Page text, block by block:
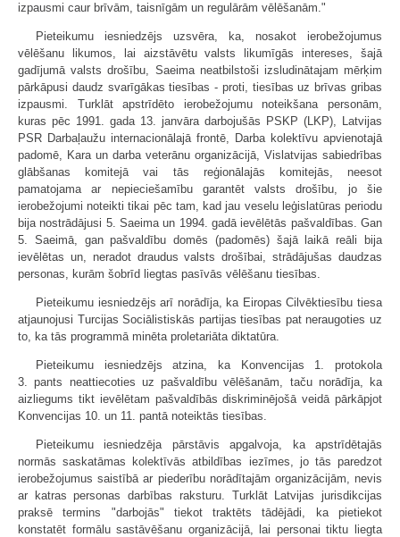
izpausmi caur brīvām, taisnīgām un regulārām vēlēšanām."
Pieteikumu iesniedzējs uzsvēra, ka, nosakot ierobežojumus
vēlēšanu likumos, lai aizstāvētu valsts likumīgās intereses, šajā
gadījumā valsts drošību, Saeima neatbilstoši izsludinātajam mērķim
pārkāpusi daudz svarīgākas tiesības - proti, tiesības uz brīvas gribas
izpausmi. Turklāt apstrīdēto ierobežojumu noteikšana personām,
kuras pēc 1991. gada 13. janvāra darbojušās PSKP (LKP), Latvijas
PSR Darbaļaužu internacionālajā frontē, Darba kolektīvu apvienotajā
padomē, Kara un darba veterānu organizācijā, Vislatvijas sabiedrības
glābšanas komitejā vai tās reģionālajās komitejās, neesot
pamatojama ar nepieciešamību garantēt valsts drošību, jo šie
ierobežojumi noteikti tikai pēc tam, kad jau veselu leģislatūras periodu
bija nostrādājusi 5. Saeima un 1994. gadā ievēlētās pašvaldības. Gan
5. Saeimā, gan pašvaldību domēs (padomēs) šajā laikā reāli bija
ievēlētas un, neradot draudus valsts drošībai, strādājušas daudzas
personas, kurām šobrīd liegtas pasīvās vēlēšanu tiesības.
Pieteikumu iesniedzējs arī norādīja, ka Eiropas Cilvēktiesību tiesa
atjaunojusi Turcijas Sociālistiskās partijas tiesības pat neraugoties uz
to, ka tās programmā minēta proletariāta diktatūra.
Pieteikumu iesniedzējs atzina, ka Konvencijas 1. protokola
3. pants neattiecoties uz pašvaldību vēlēšanām, taču norādīja, ka
aizliegums tikt ievēlētam pašvaldībās diskriminējošā veidā pārkāpjot
Konvencijas 10. un 11. pantā noteiktās tiesības.
Pieteikumu iesniedzēja pārstāvis apgalvoja, ka apstrīdētajās
normās saskatāmas kolektīvās atbildības iezīmes, jo tās paredzot
ierobežojumus saistībā ar piederību norādītajām organizācijām, nevis
ar katras personas darbības raksturu. Turklāt Latvijas jurisdikcijas
praksē termins "darbojās" tiekot traktēts tādējādi, ka pietiekot
konstatēt formālu sastāvēšanu organizācijā, lai personai tiktu liegta